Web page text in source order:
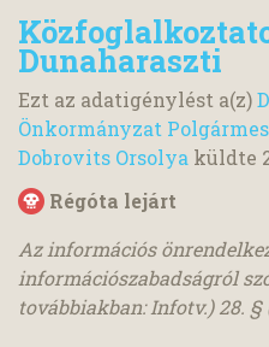
Dunaharaszti
Ezt az adatigénylést a(z)
Önkormányzat
Dobrovits Orsolya küldte
Régóta lejárt
Az információs
információszabadságról
továbbiakban: Infotv.) 28. §